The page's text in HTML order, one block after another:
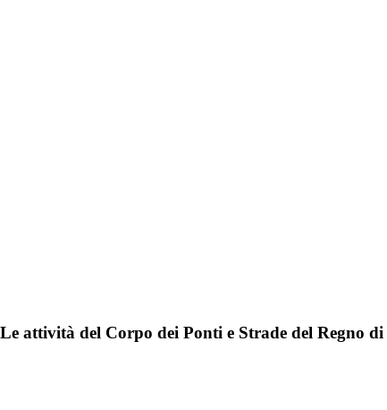
attività del Corpo dei Ponti e Strade del Regno